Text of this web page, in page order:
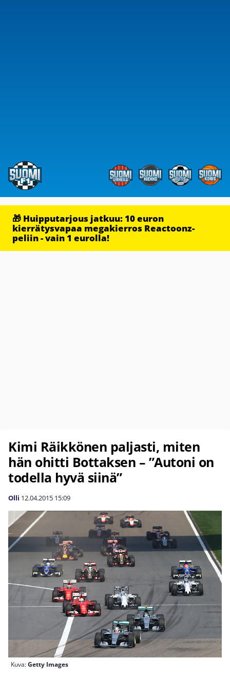
🎁 Huipputarjous jatkuu: 10 euron
kierrätysvapaa megakierros Reactoonz-
peliin - vain 1 eurolla!
Kimi Räikkönen paljasti, miten
hän ohitti Bottaksen – ”Autoni on
todella hyvä siinä”
Olli 12.04.2015 15:09
Kuva:Getty Images